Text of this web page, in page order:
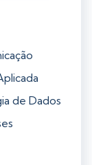
de Dados